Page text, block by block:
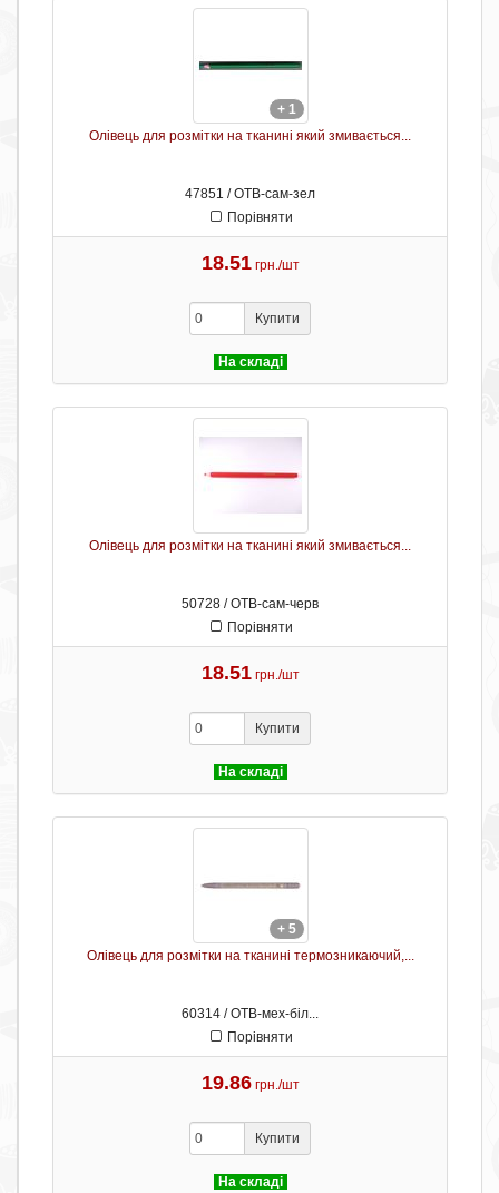
+ 1
Олівець для розмітки на тканині який змивається...
47851 / ОТB-сам-зел
Порівняти
18.51 грн./шт
Купити
На складі
Олівець для розмітки на тканині який змивається...
50728 / ОТB-сам-черв
Порівняти
18.51 грн./шт
Купити
На складі
+ 5
Олівець для розмітки на тканині термозникаючий,...
60314 / ОТB-мех-біл...
Порівняти
19.86 грн./шт
Купити
На складі